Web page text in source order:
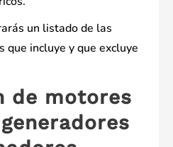
un listado de las
que incluye y que excluye
de motores